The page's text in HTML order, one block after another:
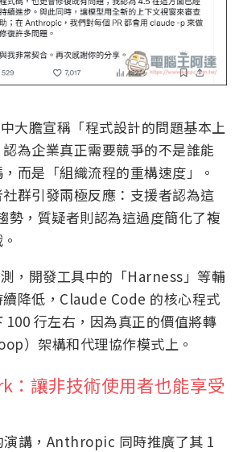
大膽宣稱「程式設計的問題基本上
為企業真正需要競爭的不是誰能
而是「組織流程的重構速度」。
群引發兩極反應：支援者認為這
勢，質疑者則認為這過度簡化了複
，開發工具中的「Harness」等輔
降低，Claude Code 的核心程式
100 行左右，因為真正的價值將轉
）架構和代理協作模式上。
：讓非技術使用者也能享受
講，Anthropic 同時推廣了其 1